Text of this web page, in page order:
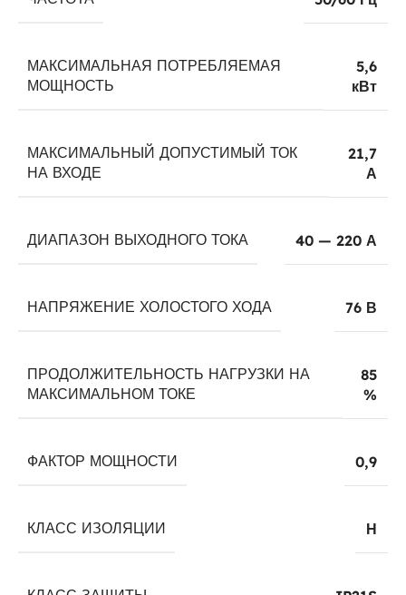
МАКСИМАЛЬНАЯ ПОТРЕБЛЯЕМАЯ
МОЩНОСТЬ
5,6
кВт
МАКСИМАЛЬНЫЙ ДОПУСТИМЫЙ ТОК
НА ВХОДЕ
21,7
А
ДИАПАЗОН ВЫХОДНОГО ТОКА 40 — 220 А
НАПРЯЖЕНИЕ ХОЛОСТОГО ХОДА 76 В
ПРОДОЛЖИТЕЛЬНОСТЬ НАГРУЗКИ НА
МАКСИМАЛЬНОМ ТОКЕ
85
%
ФАКТОР МОЩНОСТИ 0,9
КЛАСС ИЗОЛЯЦИИ Н